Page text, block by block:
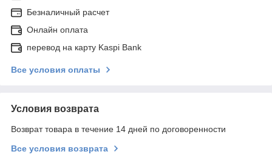
Безналичный расчет
Онлайн оплата
перевод на карту Kaspi Bank
Все условия оплаты
Условия возврата
Возврат товара в течение 14 дней по договоренности
Все условия возврата